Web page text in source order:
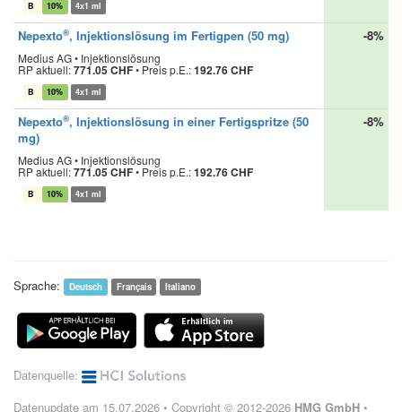
B 10% 4x1 ml
Nepexto®, Injektionslösung im Fertigpen (50 mg)
Medius AG • Injektionslösung
RP aktuell:771.05 CHF• Preis p.E.:192.76 CHF
B 10% 4x1 ml
-8%
Nepexto®, Injektionslösung in einer Fertigspritze (50
mg)
Medius AG • Injektionslösung
RP aktuell:771.05 CHF• Preis p.E.:192.76 CHF
B 10% 4x1 ml
-8%
Sprache: Deutsch Français Italiano
Datenquelle:
Datenupdate am 15.07.2026 • Copyright © 2012-2026 HMG GmbH •